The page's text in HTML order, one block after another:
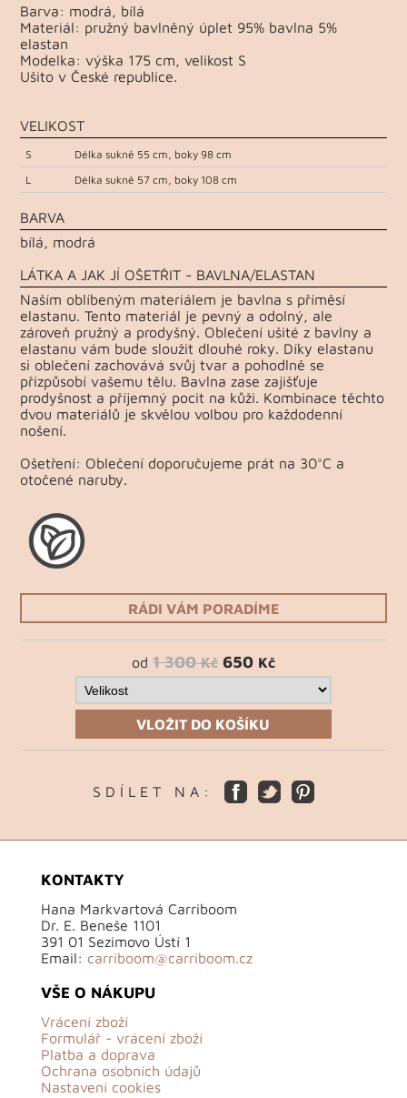
Barva: modrá, bílá
Materiál: pružný bavlněný úplet 95% bavlna 5%
elastan
Modelka: výška 175 cm, velikost S
Ušito v České republice.
VELIKOST
S
Délka sukně 55 cm, boky 98 cm
L
Délka sukně 57 cm, boky 108 cm
BARVA
bílá, modrá
LÁTKA A JAK JÍ OŠETŘIT - BAVLNA/ELASTAN
Naším oblíbeným materiálem je bavlna s příměsí
elastanu. Tento materiál je pevný a odolný, ale
zároveň pružný a prodyšný. Oblečení ušité z bavlny a
elastanu vám bude sloužit dlouhé roky. Díky elastanu
si oblečení zachovává svůj tvar a pohodlně se
přizpůsobí vašemu tělu. Bavlna zase zajišťuje
prodyšnost a příjemný pocit na kůži. Kombinace těchto
dvou materiálů je skvělou volbou pro každodenní
nošení.
Ošetření: Oblečení doporučujeme prát na 30°C a
otočené naruby.
RÁDI VÁM PORADÍME
od 1 300 Kč 650 Kč
VLOŽIT DO KOŠÍKU
S D Í L E T N A :
KONTAKTY
Hana Markvartová Carriboom
Dr. E. Beneše 1101
391 01 Sezimovo Ústí 1
Email: carriboom@carriboom.cz
VŠE O NÁKUPU
Vrácení zboží
Formulář - vrácení zboží
Platba a doprava
Ochrana osobních údajů
Nastavení cookies